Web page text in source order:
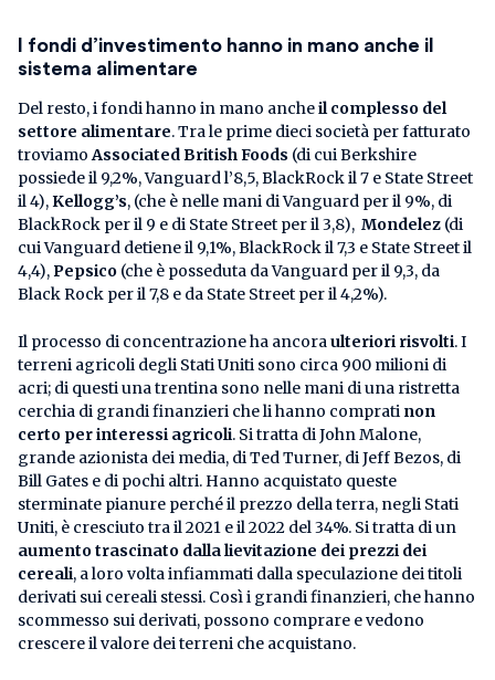
I fondi d’investimento hanno in mano anche il
sistema alimentare
Del resto, i fondi hanno in mano ancheil complesso del
settore alimentare. Tra le prime dieci società per fatturato
troviamoAssociated British Foods (di cui Berkshire
possiede il 9,2%, Vanguard l’8,5, BlackRock il 7 e State Street
il 4),Kellogg’s, (che è nelle mani di Vanguard per il 9%, di
BlackRock per il 9 e di State Street per il 3,8), Mondelez (di
cui Vanguard detiene il 9,1%, BlackRock il 7,3 e State Street il
4,4),Pepsico (che è posseduta da Vanguard per il 9,3, da
Black Rock per il 7,8 e da State Street per il 4,2%).
Il processo di concentrazione ha ancora ulteriori risvolti. I
terreni agricoli degli Stati Uniti sono circa 900 milioni di
acri; di questi una trentina sono nelle mani di una ristretta
cerchia di grandi finanzieri che li hanno comprati non
certo per interessi agricoli. Si tratta di John Malone,
grande azionista dei media, di Ted Turner, di Jeff Bezos, di
Bill Gates e di pochi altri. Hanno acquistato queste
sterminate pianure perché il prezzo della terra, negli Stati
Uniti, è cresciuto tra il 2021 e il 2022 del 34%. Si tratta di un
aumento trascinato dalla lievitazione dei prezzi dei
cereali, a loro volta infiammati dalla speculazione dei titoli
derivati sui cereali stessi. Così i grandi finanzieri, che hanno
scommesso sui derivati, possono comprare e vedono
crescere il valore dei terreni che acquistano.